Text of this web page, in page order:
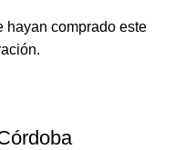
hayan comprado este